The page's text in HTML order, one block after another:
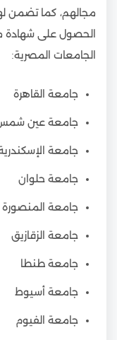
مجالهم، كما تضمن
الحصول على شهادة
الجامعات المصرية:
جامعة القاهرة
جامعة عين
جامعة
جامعة حلوان
جامعة المنصورة
جامعة الزقازيق
جامعة طنطا
جامعة أسيوط
جامعة الفيوم